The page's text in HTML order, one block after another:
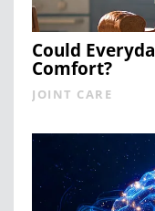
Could
Comfort?
JOINT CARE